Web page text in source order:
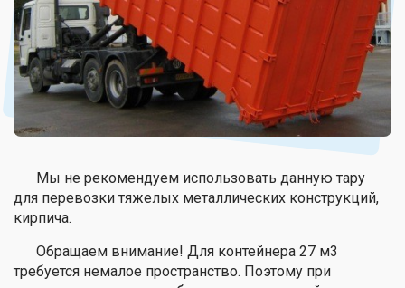
Мы не рекомендуем использовать данную тару
для перевозки тяжелых металлических конструкций,
кирпича.
Обращаем внимание! Для контейнера 27 м3
требуется немалое пространство. Поэтому при